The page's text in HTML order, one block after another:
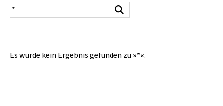
Suchergebnis
Es wurde kein Ergebnis gefunden zu »*«.